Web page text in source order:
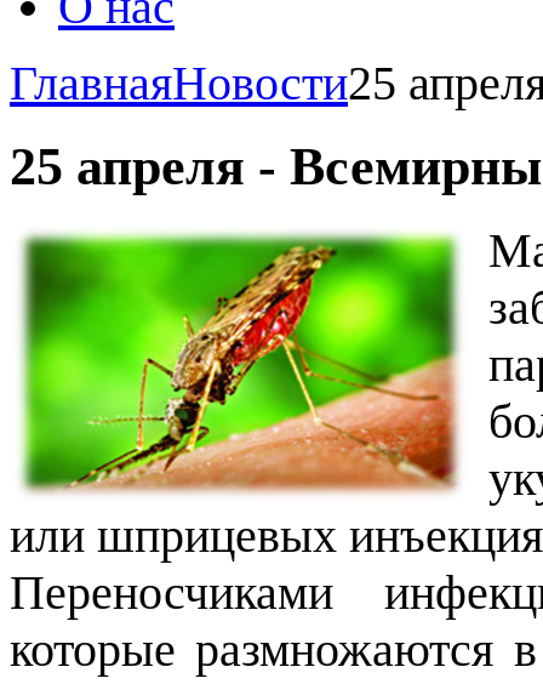
ГлавнаяНовости25
25 апреля -
или шприцевых
Переносчиками
которые размножаются